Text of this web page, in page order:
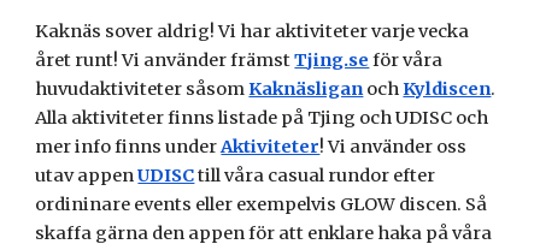
Kaknäs sover aldrig! Vi har aktiviteter varje vecka
året runt! Vi använder främstTjing.se för våra
huvudaktiviteter såsomKaknäsliganochKyldiscen.
Alla aktiviteter finns listade på Tjing och UDISC och
mer info finns underAktiviteter! Vi använder oss
utav appenUDISCtill våra casual rundor efter
ordininare events eller exempelvis GLOW discen. Så
skaffa gärna den appen för att enklare haka på våra